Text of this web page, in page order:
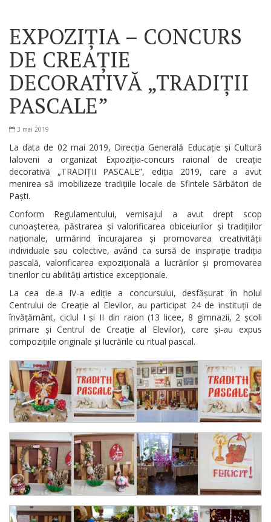
EXPOZIȚIA – CONCURS
DE CREAȚIE
DECORATIVĂ „TRADIȚII
PASCALE”
3 mai 2019
La data de 02 mai 2019, Direcția Generală Educație și Cultură
Ialoveni a organizat Expoziția-concurs raional de creație
decorativă „TRADIȚII PASCALE”, ediția 2019, care a avut
menirea să imobilizeze tradițiile locale de Sfintele Sărbători de
Paști.
Conform Regulamentului, vernisajul a avut drept scop
cunoașterea, păstrarea și valorificarea obiceiurilor și tradițiilor
naționale, urmărind încurajarea și promovarea creativității
individuale sau colective, având ca sursă de inspirație tradiția
pascală, valorificarea expozițională a lucrărilor și promovarea
tinerilor cu abilități artistice excepționale.
La cea de-a IV-a ediție a concursului, desfășurat în holul
Centrului de Creație al Elevilor, au participat 24 de instituții de
învățământ, ciclul I și II din raion (13 licee, 8 gimnazii, 2 școli
primare și Centrul de Creație al Elevilor), care și-au expus
compozițiile originale și lucrările cu ritual pascal.